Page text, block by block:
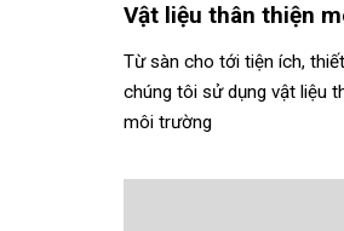
Vật liệu thân thiện
Từ sàn cho tới tiện ích,
chúng tôi sử dụng vật liệu
môi trường